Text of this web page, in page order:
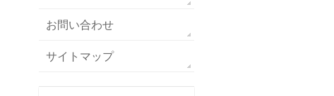
お問い合わせ
サイトマップ